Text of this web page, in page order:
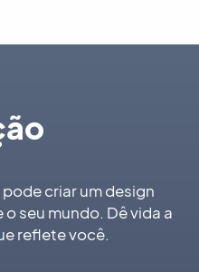
criar um design
seu mundo. Dê vida a
reflete você.